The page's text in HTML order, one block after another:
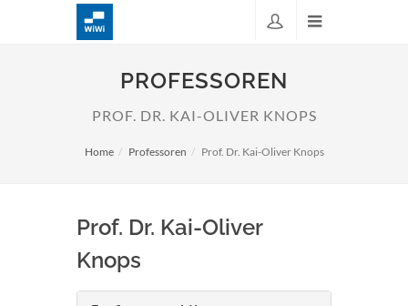
PROFESSOREN
PROF. DR. KAI-OLIVER KNOPS
Home Professoren Prof. Dr. Kai-Oliver Knops
Prof. Dr. Kai-Oliver
Knops